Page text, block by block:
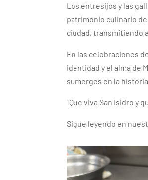
Los entresijos y las
patrimonio culinario de
ciudad, transmitiendo
En las celebraciones
identidad y el alma de
sumerges en la
¡Que viva San Isidro y
Sigue leyendo en